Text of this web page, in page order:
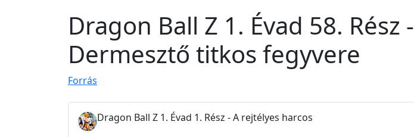
Dragon Ball Z 1. Évad 58. Rész -
Dermesztő titkos fegyvere
Forrás
Dragon Ball Z 1. Évad 1. Rész - A rejtélyes harcos